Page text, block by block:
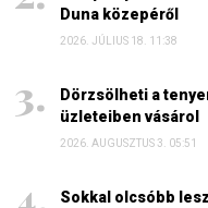
Duna közepéről
2026. JÚLIUS 18. 11:38
Dörzsölheti a
üzleteiben vásárol
2026. AUGUSZTUS 3. 05:51
Sokkal olcsóbb